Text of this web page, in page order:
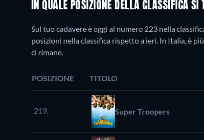
IN QUALE POSIZIONE DELLA CLASSIFICA SI
Sul tuo cadavere è oggi al numero 223 nella
posizioni nella classifica rispetto a ieri. In Italia, è
ci rimane.
POSIZIONE TITOLO
219. Super Troopers